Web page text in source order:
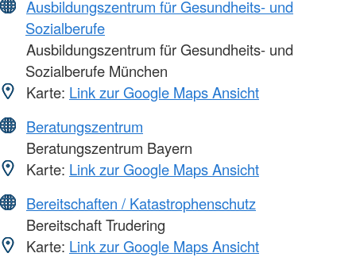
Ausbildungszentrum für Gesundheits- und
Sozialberufe
Ausbildungszentrum für Gesundheits- und
Sozialberufe München
Karte: Link zur Google Maps Ansicht
Beratungszentrum
Beratungszentrum Bayern
Karte: Link zur Google Maps Ansicht
Bereitschaften / Katastrophenschutz
Bereitschaft Trudering
Karte: Link zur Google Maps Ansicht